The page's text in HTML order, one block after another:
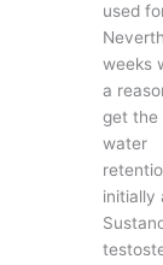
used
weeks
a
get the
water
initially